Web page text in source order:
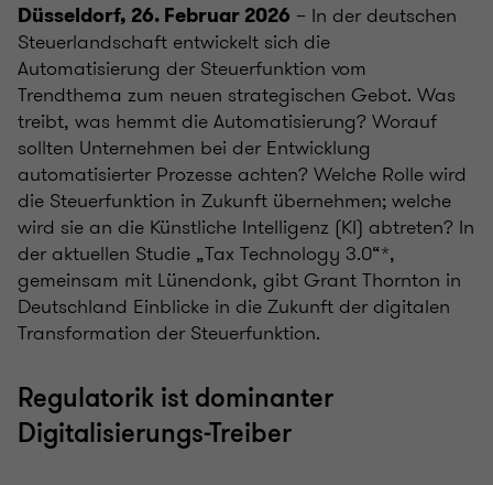
Düsseldorf, 26. Februar 2026 – In der deutschen
Steuerlandschaft entwickelt sich die
Automatisierung der Steuerfunktion vom
Trendthema zum neuen strategischen Gebot. Was
treibt, was hemmt die Automatisierung? Worauf
sollten Unternehmen bei der Entwicklung
automatisierter Prozesse achten? Welche Rolle wird
die Steuerfunktion in Zukunft übernehmen; welche
wird sie an die Künstliche Intelligenz (KI) abtreten? In
der aktuellen Studie „Tax Technology 3.0“*,
gemeinsam mit Lünendonk, gibt Grant Thornton in
Deutschland Einblicke in die Zukunft der digitalen
Transformation der Steuerfunktion.
Regulatorik ist dominanter
Digitalisierungs-Treiber